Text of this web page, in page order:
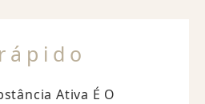
Ativa É O